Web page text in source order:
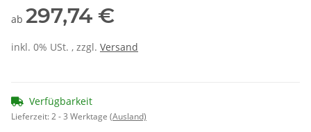
ab 297,74 €
inkl. 0% USt. , zzgl. Versand
Verfügbarkeit
Lieferzeit:2 - 3 Werktage (Ausland)